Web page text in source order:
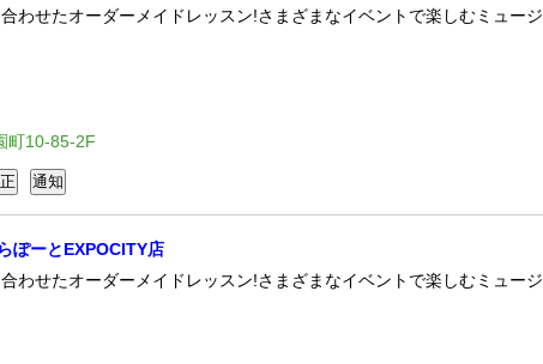
わせたオーダーメイドレッスン!さまざまなイベントで楽しむミュー
町10-85-2F
ぽーとEXPOCITY店
わせたオーダーメイドレッスン!さまざまなイベントで楽しむミュー